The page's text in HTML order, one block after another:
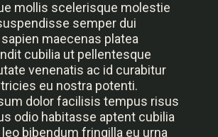
mollis scelerisque molestie
semper dui
maecenas platea
cubilia ut pellentesque
venenatis ac id curabitur
eu nostra potenti.
dolor facilisis tempus risus
odio habitasse aptent cubilia
bibendum fringilla eu urna